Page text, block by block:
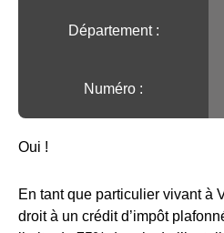
Département :
Numéro :
Oui !
En tant que particulier vivant à
droit à un crédit d’impôt